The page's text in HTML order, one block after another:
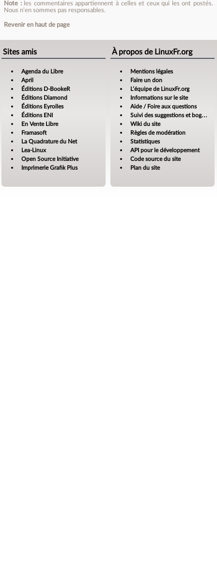
Note :les commentaires appartiennent à celles et ceux qui les ont postés.
Nous n’en sommes pas responsables.
Revenir en haut de page
Sites amis
Agenda du Libre
April
Éditions D-BookeR
Éditions Diamond
Éditions Eyrolles
Éditions ENI
En Vente Libre
Framasoft
La Quadrature du Net
Lea-Linux
Open Source Initiative
Imprimerie Grafik Plus
À propos de LinuxFr.org
Mentions légales
Faire un don
L’équipe de LinuxFr.org
Informations sur le site
Aide / Foire aux questions
Suivi des suggestions et bogues
Wiki du site
Règles de modération
Statistiques
API pour le développement
Code source du site
Plan du site